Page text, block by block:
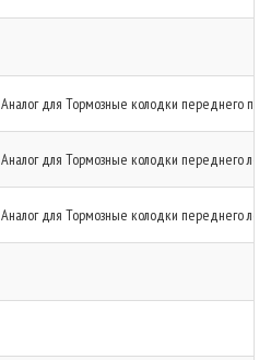
Аналог для Тормозные колодки переднего
Аналог для Тормозные колодки переднего
Аналог для Тормозные колодки переднего